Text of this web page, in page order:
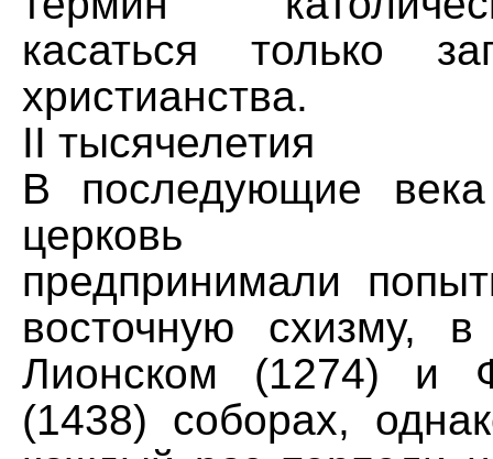
касаться только
христианства.
II тысячелетия
В последующие века
церковь
предпринимали
восточную схизму,
Лионском (1274) и
(1438) соборах,